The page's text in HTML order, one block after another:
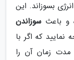
800 کیلوکالری انرژی بسوزاند. این
و باعث سوزاندن
نمایید که اگر با
زمان آن را